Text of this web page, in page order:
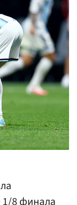
1/8 финала